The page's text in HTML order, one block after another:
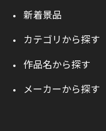
新着景品
カテゴリから探す
作品名から探す
メーカーから探す